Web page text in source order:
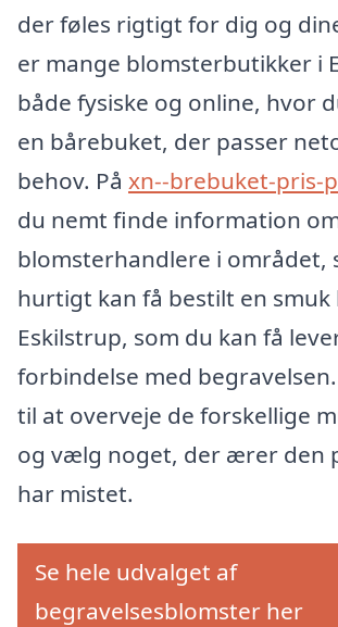
der føles rigtigt for dig og
er mange blomsterbutikker i
både fysiske og online, hvor
en bårebuket, der passer
behov. På xn--brebuket-pris-
du nemt finde information
blomsterhandlere i området,
hurtigt kan få bestilt en smuk
Eskilstrup, som du kan få
forbindelse med
til at overveje de forskellige
og vælg noget, der ærer den
har mistet.
Se hele udvalget af
begravelsesblomster her